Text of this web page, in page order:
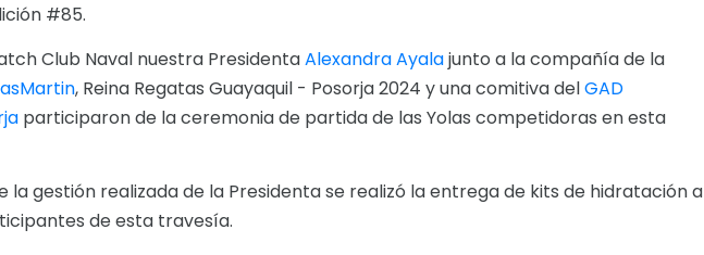
#85.
Club Naval nuestra PresidentaAlexandra Ayalajunto a la compañía de la
, Reina Regatas Guayaquil - Posorja 2024 y una comitiva delGAD
participaron de la ceremonia de partida de las Yolas competidoras en esta
la gestión realizada de la Presidenta se realizó la entrega de kits de hidratación a
de esta travesía.